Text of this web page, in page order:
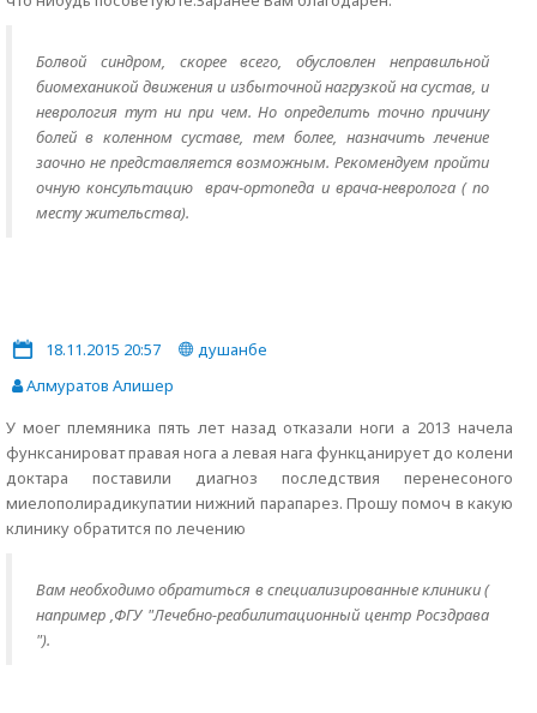
Болвой синдром, скорее всего, обусловлен неправильной
биомеханикой движения и избыточной нагрузкой на сустав, и
неврология тут ни при чем. Но определить точно причину
болей в коленном суставе, тем более, назначить лечение
заочно не представляется возможным. Рекомендуем пройти
очную консультацию врач-ортопеда и врача-невролога ( по
месту жительства).
18.11.2015 20:57
душанбе
Алмуратов Алишер
У моег племяника пять лет назад отказали ноги а 2013 начела
функсанироват правая нога а левая нага функцанирует до колени
доктара поставили диагноз последствия перенесоного
миелополирадикупатии нижний парапарез. Прошу помоч в какую
клинику обратится по лечению
Вам необходимо обратиться в специализированные клиники (
например ,ФГУ "Лечебно-реабилитационный центр Росздрава
").